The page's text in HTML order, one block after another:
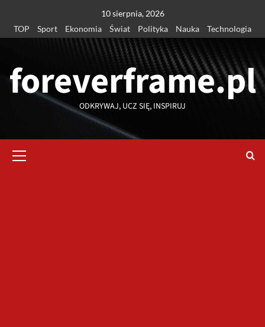
treści
10 sierpnia, 2026
TOP
Sport Ekonomia Świat Polityka Nauka Technologia
foreverframe.pl
ODKRYWAJ, UCZ SIĘ, INSPIRUJ
główne